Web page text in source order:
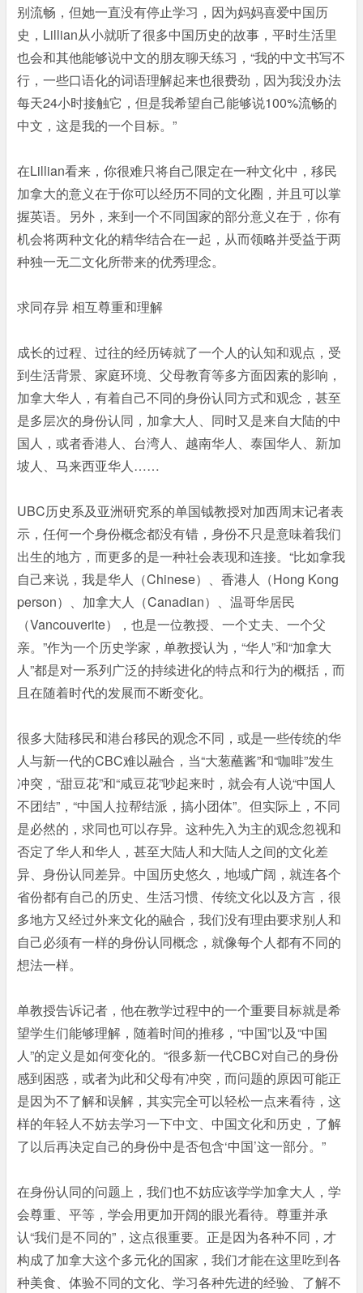
别流畅，但她一直没有停止学习，因为妈妈喜爱中国历
史，Lillian从小就听了很多中国历史的故事，平时生活里
也会和其他能够说中文的朋友聊天练习，“我的中文书写不
行，一些口语化的词语理解起来也很费劲，因为我没办法
每天24小时接触它，但是我希望自己能够说100%流畅的
中文，这是我的一个目标。”
在Lillian看来，你很难只将自己限定在一种文化中，移民
加拿大的意义在于你可以经历不同的文化圈，并且可以掌
握英语。另外，来到一个不同国家的部分意义在于，你有
机会将两种文化的精华结合在一起，从而领略并受益于两
种独一无二文化所带来的优秀理念。
求同存异 相互尊重和理解
成长的过程、过往的经历铸就了一个人的认知和观点，受
到生活背景、家庭环境、父母教育等多方面因素的影响，
加拿大华人，有着自己不同的身份认同方式和观念，甚至
是多层次的身份认同，加拿大人、同时又是来自大陆的中
国人，或者香港人、台湾人、越南华人、泰国华人、新加
坡人、马来西亚华人……
UBC历史系及亚洲研究系的单国钺教授对加西周末记者表
示，任何一个身份概念都没有错，身份不只是意味着我们
出生的地方，而更多的是一种社会表现和连接。“比如拿我
自己来说，我是华人（Chinese）、香港人（Hong Kong
person）、加拿大人（Canadian）、温哥华居民
（Vancouverite），也是一位教授、一个丈夫、一个父
亲。”作为一个历史学家，单教授认为，“华人”和“加拿大
人”都是对一系列广泛的持续进化的特点和行为的概括，而
且在随着时代的发展而不断变化。
很多大陆移民和港台移民的观念不同，或是一些传统的华
人与新一代的CBC难以融合，当“大葱蘸酱”和“咖啡”发生
冲突，“甜豆花”和“咸豆花”吵起来时，就会有人说“中国人
不团结”，“中国人拉帮结派，搞小团体”。但实际上，不同
是必然的，求同也可以存异。这种先入为主的观念忽视和
否定了华人和华人，甚至大陆人和大陆人之间的文化差
异、身份认同差异。中国历史悠久，地域广阔，就连各个
省份都有自己的历史、生活习惯、传统文化以及方言，很
多地方又经过外来文化的融合，我们没有理由要求别人和
自己必须有一样的身份认同概念，就像每个人都有不同的
想法一样。
单教授告诉记者，他在教学过程中的一个重要目标就是希
望学生们能够理解，随着时间的推移，“中国”以及“中国
人”的定义是如何变化的。“很多新一代CBC对自己的身份
感到困惑，或者为此和父母有冲突，而问题的原因可能正
是因为不了解和误解，其实完全可以轻松一点来看待，这
样的年轻人不妨去学习一下中文、中国文化和历史，了解
了以后再决定自己的身份中是否包含‘中国’这一部分。”
在身份认同的问题上，我们也不妨应该学学加拿大人，学
会尊重、平等，学会用更加开阔的眼光看待。尊重并承
认“我们是不同的”，这点很重要。正是因为各种不同，才
构成了加拿大这个多元化的国家，我们才能在这里吃到各
种美食、体验不同的文化、学习各种先进的经验、了解不